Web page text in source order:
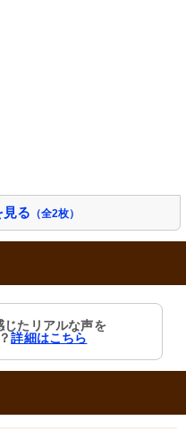
見る （全2枚）
じたリアルな声を
詳細はこちら